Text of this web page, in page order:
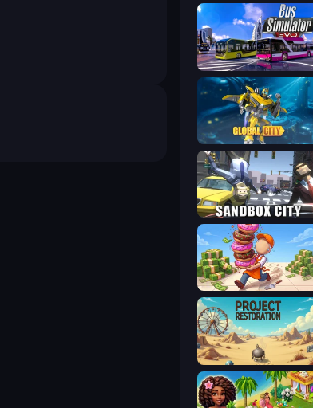
Bus Simulator: EVO
Global City
Sandbox City
Donut Place
Project Restoration